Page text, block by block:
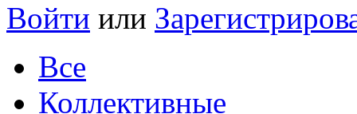
Войти или
Все
Коллективные